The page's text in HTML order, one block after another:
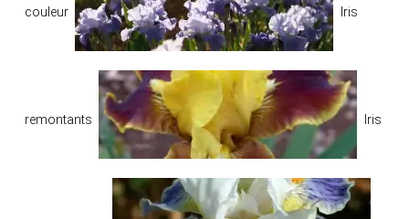
couleur Iris
remontants Iris